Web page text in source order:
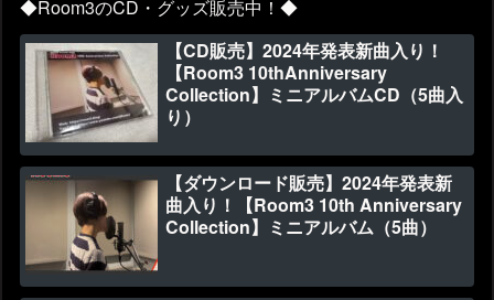
◆Room3のCD・グッズ販売中！◆
【CD販売】2024年発表新曲入り！
【Room3 10thAnniversary
Collection】ミニアルバムCD（5曲入
り）
【ダウンロード販売】2024年発表新
曲入り！【Room3 10th Anniversary
Collection】ミニアルバム（5曲）